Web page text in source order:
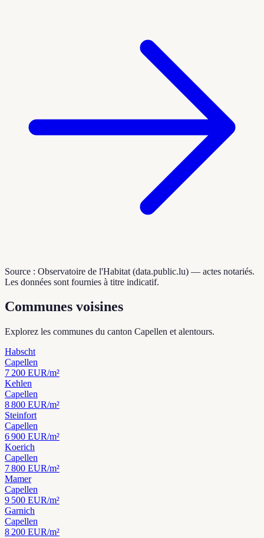
Source : Observatoire de l'Habitat (data.public.lu) — actes notariés.
Les données sont fournies à titre indicatif.
Communes voisines
Explorez les communes du canton Capellen et alentours.
Habscht
Capellen
7 200 EUR/m²
Kehlen
Capellen
8 800 EUR/m²
Steinfort
Capellen
6 900 EUR/m²
Koerich
Capellen
7 800 EUR/m²
Mamer
Capellen
9 500 EUR/m²
Garnich
Capellen
8 200 EUR/m²